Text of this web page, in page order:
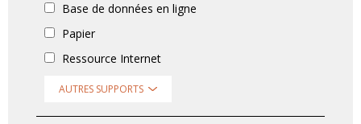
Base de données en ligne
Papier
Ressource Internet
AUTRES SUPPORTS